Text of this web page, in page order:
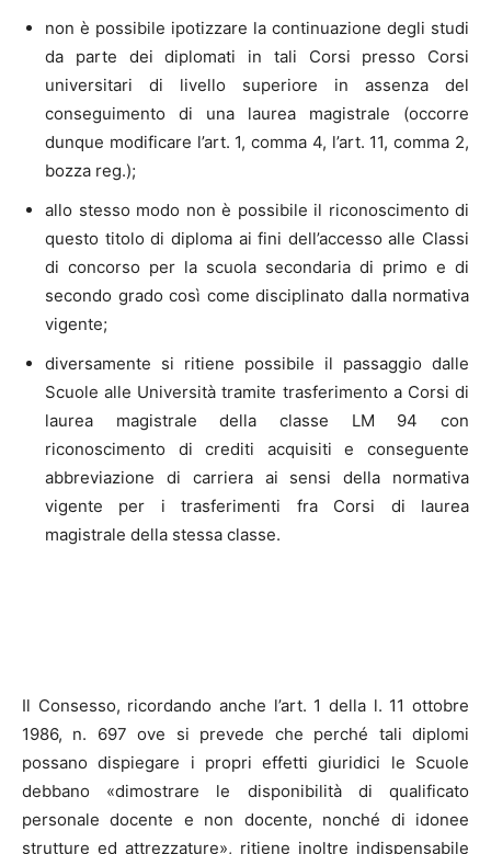
non è possibile ipotizzare la continuazione degli studi
da parte dei diplomati in tali Corsi presso Corsi
universitari di livello superiore in assenza del
conseguimento di una laurea magistrale (occorre
dunque modificare l’art. 1, comma 4, l’art. 11, comma 2,
bozza reg.);
allo stesso modo non è possibile il riconoscimento di
questo titolo di diploma ai fini dell’accesso alle Classi
di concorso per la scuola secondaria di primo e di
secondo grado così come disciplinato dalla normativa
vigente;
diversamente si ritiene possibile il passaggio dalle
Scuole alle Università tramite trasferimento a Corsi di
laurea magistrale della classe LM 94 con
riconoscimento di crediti acquisiti e conseguente
abbreviazione di carriera ai sensi della normativa
vigente per i trasferimenti fra Corsi di laurea
magistrale della stessa classe.
Il Consesso, ricordando anche l’art. 1 della l. 11 ottobre
1986, n. 697 ove si prevede che perché tali diplomi
possano dispiegare i propri effetti giuridici le Scuole
debbano «dimostrare le disponibilità di qualificato
personale docente e non docente, nonché di idonee
strutture ed attrezzature», ritiene inoltre indispensabile